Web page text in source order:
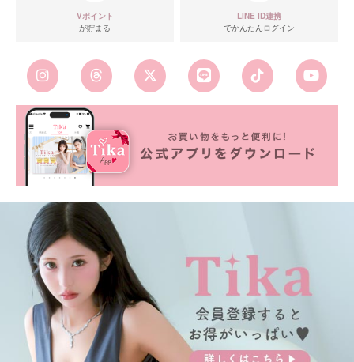
■カラーバリエーション
Vポイント
が貯まる
LINE ID連携
でかんたんログイン